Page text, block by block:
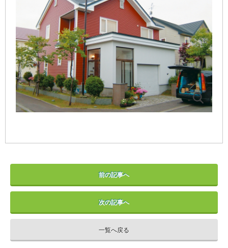
前の記事へ
次の記事へ
一覧へ戻る